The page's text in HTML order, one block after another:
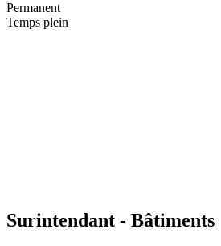
Permanent
Temps plein
Surintendant - Bâtiments